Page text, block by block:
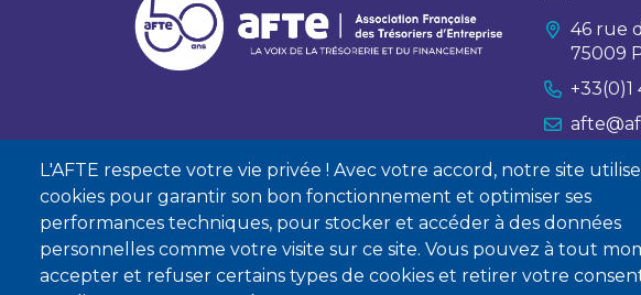
L'AFTE respecte votre vie privée ! Avec votre accord, notre site
cookies pour garantir son bon fonctionnement et optimiser ses
performances techniques, pour stocker et accéder à des données
personnelles comme votre visite sur ce site. Vous pouvez à tout
accepter et refuser certains types de cookies et retirer votre
46 rue
75009
+33(0)1
Nous